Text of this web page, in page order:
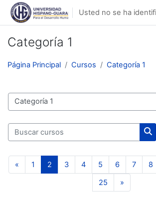
Salta al contenido principal
Usted no se ha
Categoría 1
Página Principal Cursos Categoría 1
Categorías
Buscar cursos
«Página anterior
1 Página 1
2Página 2
3Página 3
4Página 4
5Página 5
6Página 6
7 8
25 Página 25
»